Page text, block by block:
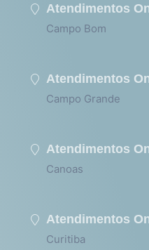
Atendimentos
Campo Bom
Atendimentos
Campo Grande
Atendimentos
Canoas
Atendimentos
Curitiba